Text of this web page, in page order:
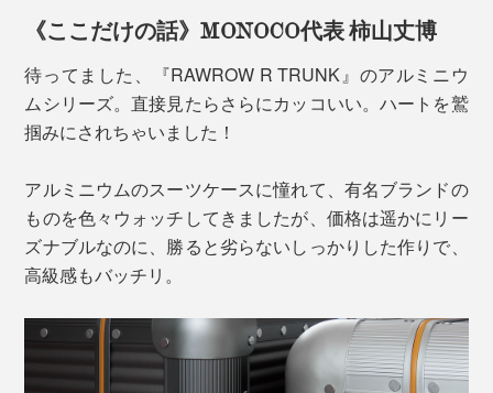
「TSAロック」は空港職員が鍵を開けることができる仕
組みになっているため、鍵を壊されることなく、検査が
可能になります。
空港→旅先」すべての旅路に必要な機能や問題点を記録
しながら、「R TRUNK FRAME」をデザインしまし
た。
《ここだけの話》MONOCO代表 柿山丈博
待ってました、『RAWROW R TRUNK』のアルミニウ
ムシリーズ。直接見たらさらにカッコいい。ハートを鷲
掴みにされちゃいました！
アルミニウムのスーツケースに憧れて、有名ブランドの
ものを色々ウォッチしてきましたが、価格は遥かにリー
ズナブルなのに、勝ると劣らないしっかりした作りで、
高級感もバッチリ。